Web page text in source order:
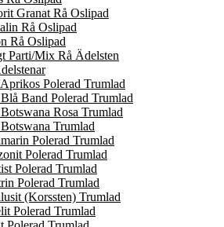
Granat Rå Oslipad
Rå Oslipad
Rå Oslipad
Parti/Mix Rå Ädelsten
Polerad Trumlad
Band Polerad Trumlad
Rosa Trumlad
Trumlad
Polerad Trumlad
Polerad Trumlad
Polerad Trumlad
Polerad Trumlad
(Korssten) Trumlad
Polerad Trumlad